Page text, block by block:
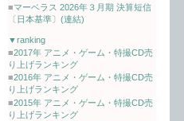
■マーベラス 2026年３月期 決算短信
〔日本基準〕(連結)
▼ranking
■2017年 アニメ・ゲーム・特撮CD売
り上げランキング
■2016年 アニメ・ゲーム・特撮CD売
り上げランキング
■2015年 アニメ・ゲーム・特撮CD売
り上げランキング